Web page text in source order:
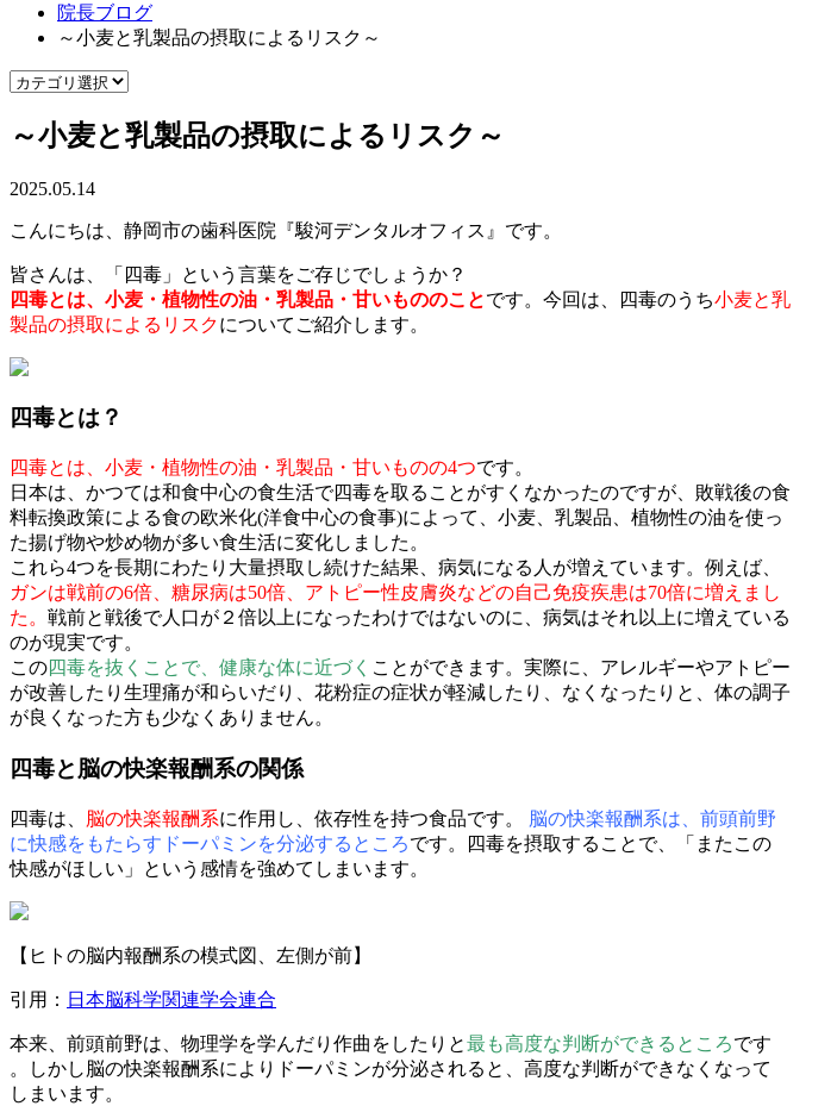
院長ブログ
～小麦と乳製品の摂取によるリスク～
～小麦と乳製品の摂取によるリスク～
2025.05.14
こんにちは、静岡市の歯科医院『駿河デンタルオフィス』です。
皆さんは、「四毒」という言葉をご存じでしょうか？
四毒とは、小麦・植物性の油・乳製品・甘いもののことです。今回は、四毒のうち小麦と乳
製品の摂取によるリスクについてご紹介します。
四毒とは？
四毒とは、小麦・植物性の油・乳製品・甘いものの4つです。
日本は、かつては和食中心の食生活で四毒を取ることがすくなかったのですが、敗戦後の食
料転換政策による食の欧米化(洋食中心の食事)によって、小麦、乳製品、植物性の油を使っ
た揚げ物や炒め物が多い食生活に変化しました。
これら4つを長期にわたり大量摂取し続けた結果、病気になる人が増えています。例えば、
ガンは戦前の6倍、糖尿病は50倍、アトピー性皮膚炎などの自己免疫疾患は70倍に増えまし
た。 戦前と戦後で人口が２倍以上になったわけではないのに、病気はそれ以上に増えている
のが現実です。
この四毒を抜くことで、健康な体に近づく ことができます。実際に、アレルギーやアトピー
が改善したり⽣理痛が和らいだり、花粉症の症状が軽減したり、なくなったりと、体の調子
が良くなった方も少なくありません。
四毒と脳の快楽報酬系の関係
四毒は、 脳の快楽報酬系に作用し、依存性を持つ食品です。
脳の快楽報酬系は、前頭前野
に快感をもたらすドーパミンを分泌するところです。四毒を摂取することで、「またこの
快感がほしい」という感情を強めてしまいます。
【ヒトの脳内報酬系の模式図、左側が前】
引用： 日本脳科学関連学会連合
本来、前頭前野は、物理学を学んだり作曲をしたりと最も高度な判断ができるところです
。しかし脳の快楽報酬系によりドーパミンが分泌されると、高度な判断ができなくなって
しまいます。